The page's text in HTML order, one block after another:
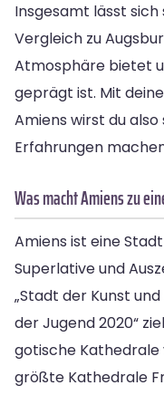
Insgesamt lässt sich
Vergleich zu
Atmosphäre bietet
geprägt ist. Mit
Amiens wirst du
Erfahrungen
Was macht Amiens zu
Amiens ist eine
Superlative und
„Stadt der Kunst
der Jugend 2020“
gotische Kathedrale
größte Kathedrale